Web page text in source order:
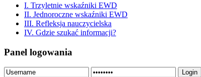
I. Trzyletnie wskaźniki EWD
II. Jednoroczne wskaźniki EWD
III. Refleksja nauczycielska
IV. Gdzie szukać informacji?
Panel logowania
Login